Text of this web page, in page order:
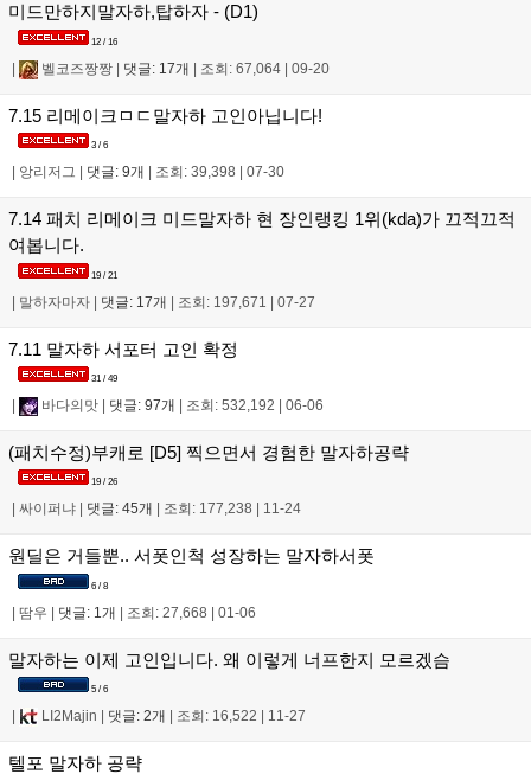
미드만하지말자하,탑하자 - (D1)
12 / 16
| 벨코즈짱짱 | 댓글: 17개 | 조회: 67,064 | 09-20
7.15 리메이크ㅁㄷ말자하 고인아닙니다!
3 / 6
앙리저그 댓글: 9개 조회: 39,398 07-30
7.14 패치 리메이크 미드말자하 현 장인랭킹 1위(kda)가 끄적끄적
여봅니다.
19 / 21
| 말하자마자 | 댓글: 17개 | 조회: 197,671 | 07-27
7.11 말자하 서포터 고인 확정
31 / 49
바다의맛 댓글: 97개 조회: 532,192 06-06
(패치수정)부캐로 [D5] 찍으면서 경험한 말자하공략
19 / 26
싸이퍼냐 댓글: 45개 조회: 177,238 11-24
원딜은 거들뿐.. 서폿인척 성장하는 말자하서폿
6 / 8
| 땀우 | 댓글: 1개 | 조회: 27,668 | 01-06
말자하는 이제 고인입니다. 왜 이렇게 너프한지 모르겠슴
5 / 6
LI2Majin 댓글: 2개 조회: 16,522 11-27
텔포 말자하 공략